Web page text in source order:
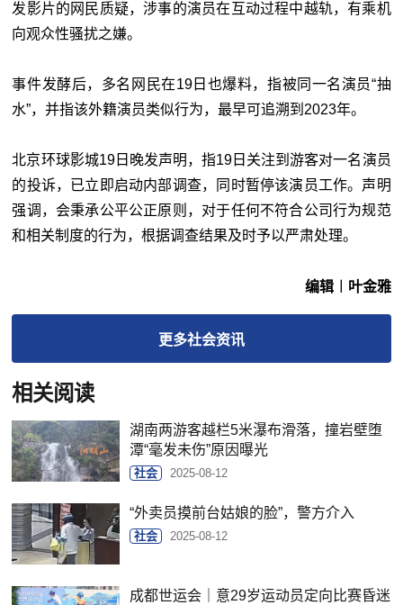
发影片的网民质疑，涉事的演员在互动过程中越轨，有乘机
向观众性骚扰之嫌。
事件发酵后，多名网民在19日也爆料，指被同一名演员“抽
水”，并指该外籍演员类似行为，最早可追溯到2023年。
北京环球影城19日晚发声明，指19日关注到游客对一名演员
的投诉，已立即启动内部调查，同时暂停该演员工作。声明
强调，会秉承公平公正原则，对于任何不符合公司行为规范
和相关制度的行为，根据调查结果及时予以严肃处理。
编辑︱叶金雅
更多社会资讯
相关阅读
湖南两游客越栏5米瀑布滑落，撞岩壁堕
潭“毫发未伤”原因曝光
社会 2025-08-12
“外卖员摸前台姑娘的脸”，警方介入
社会 2025-08-12
成都世运会｜意29岁运动员定向比赛昏迷